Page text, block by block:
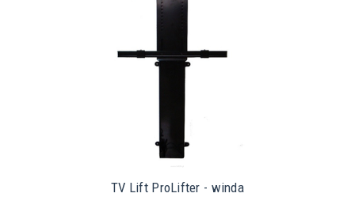
TV Lift ProLifter - winda